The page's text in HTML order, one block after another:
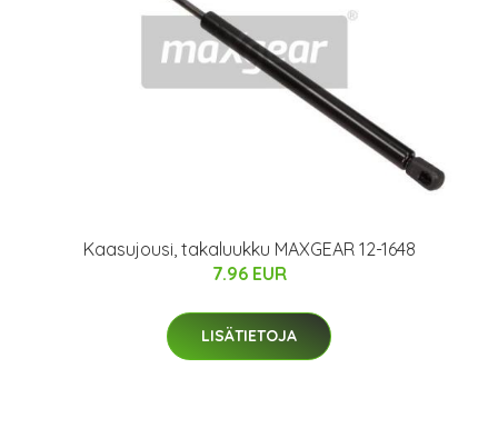
Kaasujousi, takaluukku MAXGEAR 12-1648
7.96 EUR
LISÄTIETOJA